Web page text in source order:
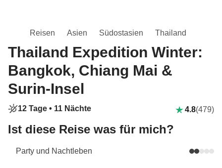
Reisen Asien Südostasien Thailand
Thailand Expedition Winter:
Bangkok, Chiang Mai &
Surin-Insel
12 Tage • 11 Nächte 4.8(479)
Ist diese Reise was für mich?
Party und Nachtleben